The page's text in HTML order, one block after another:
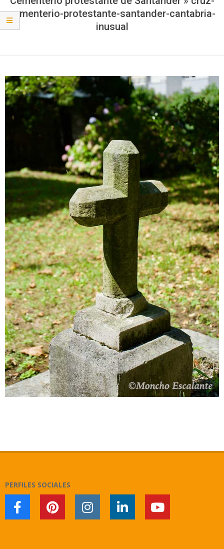
cementerio-protestante-santander-cantabria-
inusual
PERFILES SOCIALES